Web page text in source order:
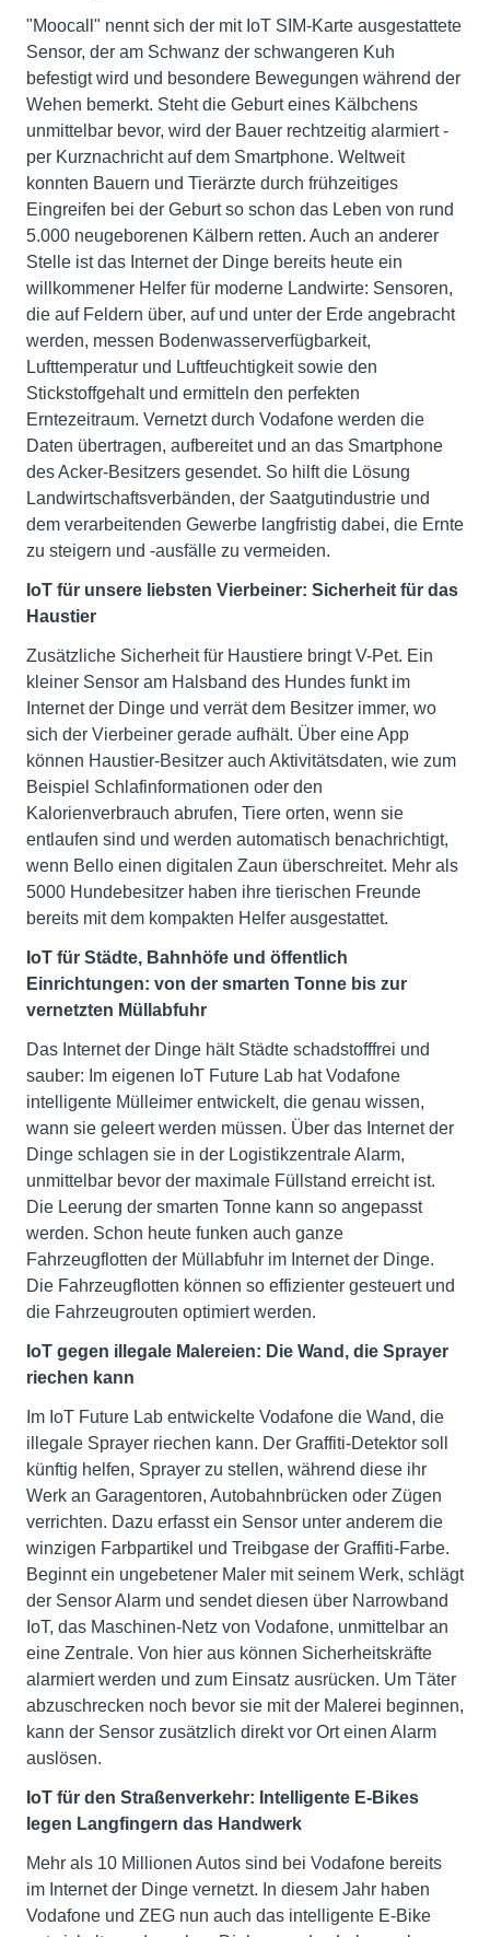
"Moocall" nennt sich der mit IoT SIM-Karte ausgestattete
Sensor, der am Schwanz der schwangeren Kuh
befestigt wird und besondere Bewegungen während der
Wehen bemerkt. Steht die Geburt eines Kälbchens
unmittelbar bevor, wird der Bauer rechtzeitig alarmiert -
per Kurznachricht auf dem Smartphone. Weltweit
konnten Bauern und Tierärzte durch frühzeitiges
Eingreifen bei der Geburt so schon das Leben von rund
5.000 neugeborenen Kälbern retten. Auch an anderer
Stelle ist das Internet der Dinge bereits heute ein
willkommener Helfer für moderne Landwirte: Sensoren,
die auf Feldern über, auf und unter der Erde angebracht
werden, messen Bodenwasserverfügbarkeit,
Lufttemperatur und Luftfeuchtigkeit sowie den
Stickstoffgehalt und ermitteln den perfekten
Erntezeitraum. Vernetzt durch Vodafone werden die
Daten übertragen, aufbereitet und an das Smartphone
des Acker-Besitzers gesendet. So hilft die Lösung
Landwirtschaftsverbänden, der Saatgutindustrie und
dem verarbeitenden Gewerbe langfristig dabei, die Ernte
zu steigern und -ausfälle zu vermeiden.
IoT für unsere liebsten Vierbeiner: Sicherheit für das
Haustier
Zusätzliche Sicherheit für Haustiere bringt V-Pet. Ein
kleiner Sensor am Halsband des Hundes funkt im
Internet der Dinge und verrät dem Besitzer immer, wo
sich der Vierbeiner gerade aufhält. Über eine App
können Haustier-Besitzer auch Aktivitätsdaten, wie zum
Beispiel Schlafinformationen oder den
Kalorienverbrauch abrufen, Tiere orten, wenn sie
entlaufen sind und werden automatisch benachrichtigt,
wenn Bello einen digitalen Zaun überschreitet. Mehr als
5000 Hundebesitzer haben ihre tierischen Freunde
bereits mit dem kompakten Helfer ausgestattet.
IoT für Städte, Bahnhöfe und öffentlich
Einrichtungen: von der smarten Tonne bis zur
vernetzten Müllabfuhr
Das Internet der Dinge hält Städte schadstofffrei und
sauber: Im eigenen IoT Future Lab hat Vodafone
intelligente Mülleimer entwickelt, die genau wissen,
wann sie geleert werden müssen. Über das Internet der
Dinge schlagen sie in der Logistikzentrale Alarm,
unmittelbar bevor der maximale Füllstand erreicht ist.
Die Leerung der smarten Tonne kann so angepasst
werden. Schon heute funken auch ganze
Fahrzeugflotten der Müllabfuhr im Internet der Dinge.
Die Fahrzeugflotten können so effizienter gesteuert und
die Fahrzeugrouten optimiert werden.
IoT gegen illegale Malereien: Die Wand, die Sprayer
riechen kann
Im IoT Future Lab entwickelte Vodafone die Wand, die
illegale Sprayer riechen kann. Der Graffiti-Detektor soll
künftig helfen, Sprayer zu stellen, während diese ihr
Werk an Garagentoren, Autobahnbrücken oder Zügen
verrichten. Dazu erfasst ein Sensor unter anderem die
winzigen Farbpartikel und Treibgase der Graffiti-Farbe.
Beginnt ein ungebetener Maler mit seinem Werk, schlägt
der Sensor Alarm und sendet diesen über Narrowband
IoT, das Maschinen-Netz von Vodafone, unmittelbar an
eine Zentrale. Von hier aus können Sicherheitskräfte
alarmiert werden und zum Einsatz ausrücken. Um Täter
abzuschrecken noch bevor sie mit der Malerei beginnen,
kann der Sensor zusätzlich direkt vor Ort einen Alarm
auslösen.
IoT für den Straßenverkehr: Intelligente E-Bikes
legen Langfingern das Handwerk
Mehr als 10 Millionen Autos sind bei Vodafone bereits
im Internet der Dinge vernetzt. In diesem Jahr haben
Vodafone und ZEG nun auch das intelligente E-Bike